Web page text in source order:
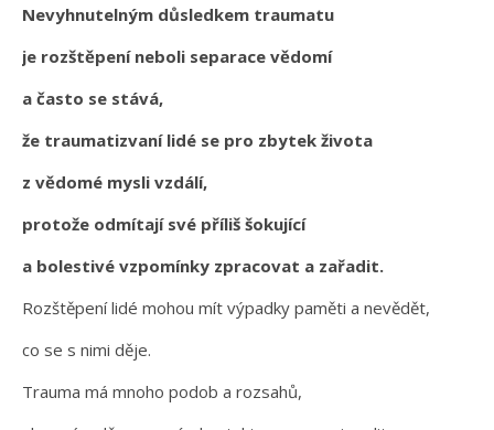
Nevyhnutelným důsledkem traumatu
je rozštěpení neboli separace vědomí
a často se stává,
že traumatizvaní lidé se pro zbytek života
z vědomé mysli vzdálí,
protože odmítají své příliš šokující
a bolestivé vzpomínky zpracovat a zařadit.
Rozštěpení lidé mohou mít výpadky paměti a nevědět,
co se s nimi děje.
Trauma má mnoho podob a rozsahů,